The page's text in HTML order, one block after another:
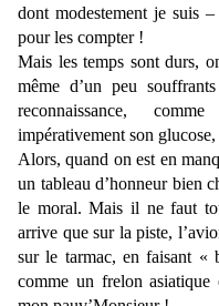
dont modestement je suis
pour les compter !
Mais les temps sont durs,
même d’un peu
reconnaissance,
impérativement son
Alors, quand on est en
un tableau d’honneur bien
le moral. Mais il ne faut
arrive que sur la piste,
sur le tarmac, en faisant «
comme un frelon asiatique